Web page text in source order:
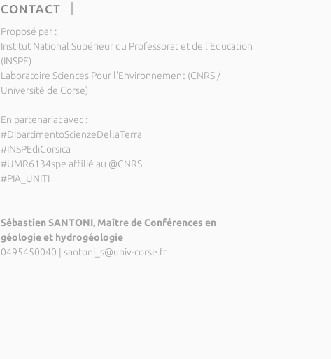
CONTACT
Proposé par :
Institut National Supérieur du Professorat et de l'Education
(INSPE)
Laboratoire Sciences Pour l'Environnement (CNRS /
Université de Corse)
En partenariat avec :
#DipartimentoScienzeDellaTerra
#INSPEdiCorsica
#UMR6134spe affilié au @CNRS
#PIA_UNITI
Sébastien SANTONI, Maître de Conférences en
géologie et hydrogéologie
0495450040
santoni_s@univ-corse.fr